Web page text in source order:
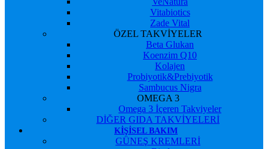
Vitabiotics
Zade Vital
ÖZEL TAKVİYELER
Beta Glukan
Koenzim Q10
Kolajen
Probiyotik&Prebiyotik
Sambucus Nigra
OMEGA 3
Omega 3 İçeren Takviyeler
DİĞER GIDA TAKVİYELERİ
KIŞISEL BAKIM
GÜNEŞ KREMLERİ